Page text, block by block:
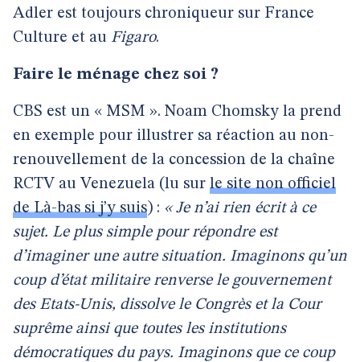
Adler est toujours chroniqueur sur France
Culture et au Figaro.
Faire le ménage chez soi ?
CBS est un « MSM ». Noam Chomsky la prend
en exemple pour illustrer sa réaction au non-
renouvellement de la concession de la chaîne
RCTV au Venezuela (lu sur le site non officiel
de Là-bas si j’y suis) : « Je n’ai rien écrit à ce
sujet. Le plus simple pour répondre est
d’imaginer une autre situation. Imaginons qu’un
coup d’état militaire renverse le gouvernement
des Etats-Unis, dissolve le Congrès et la Cour
suprême ainsi que toutes les institutions
démocratiques du pays. Imaginons que ce coup